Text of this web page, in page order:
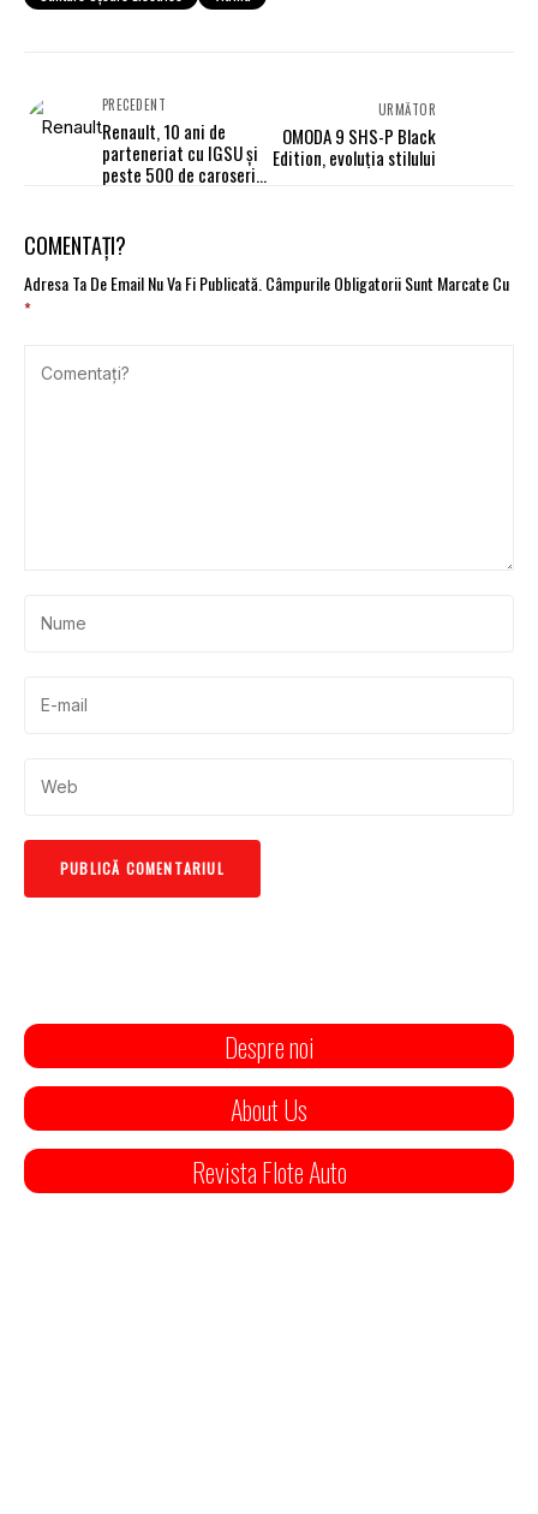
PRECEDENT
Renault, 10 ani de
parteneriat cu IGSU și
peste 500 de caroserii
descarcerare
URMĂTOR
OMODA 9 SHS-P Black
Edition, evoluția stilului
COMENTAȚI?
Adresa Ta De Email Nu Va Fi Publicată.Câmpurile Obligatorii Sunt Marcate Cu
*
Despre noi
About Us
Revista Flote Auto